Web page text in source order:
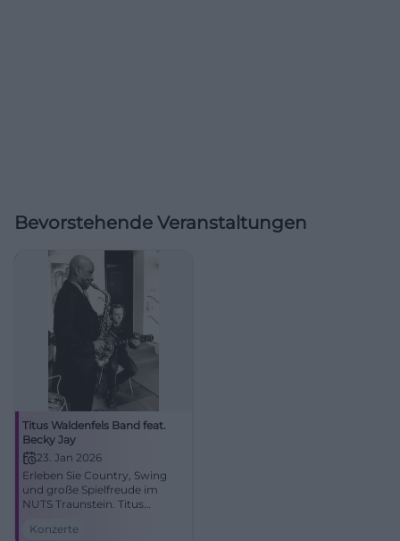
Bevorstehende Veranstaltungen
Titus Waldenfels Band feat.
Becky Jay
23. Jan 2026
Erleben Sie Country, Swing
und große Spielfreude im
NUTS Traunstein. Titus
liefern ein mitreißendes
Konzerte